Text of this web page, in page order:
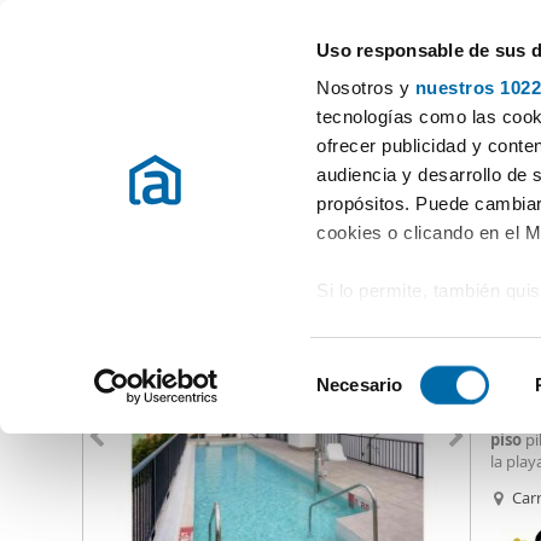
Uso responsable de sus
Nosotros y nuestros
tecnologías como las
ofrecer publicidad y
audiencia y desarrollo de
propósitos. Puede
cookies o clicando en el
Si lo permite, también
Identificar su
Obtenga más
preferencias en la
en la Declaración de
e
e
c
c
Necesario
Elegir distrito
Alquiler pisos Málaga provincia Alquiler pisos Málaga
Alquiler piso 2 habitaciones Carretera de Cádiz Málaga
piso
la
en la